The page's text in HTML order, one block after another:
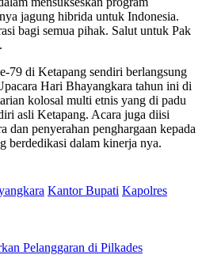
jagung hibrida untuk Indonesia.
bagi semua pihak. Salut untuk Pak
79 di Ketapang sendiri berlangsung
Hari Bhayangkara tahun ini di
kolosal multi etnis yang di padu
asli Ketapang. Acara juga diisi
dan penyerahan penghargaan kepada
berdedikasi dalam kinerja nya.
Kantor Bupati Kapolres
Pelanggaran di Pilkades